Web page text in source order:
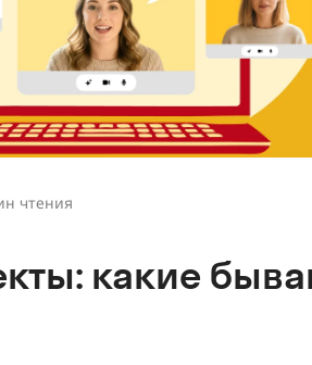
чтения
какие